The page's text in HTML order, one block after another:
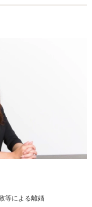
等による離婚